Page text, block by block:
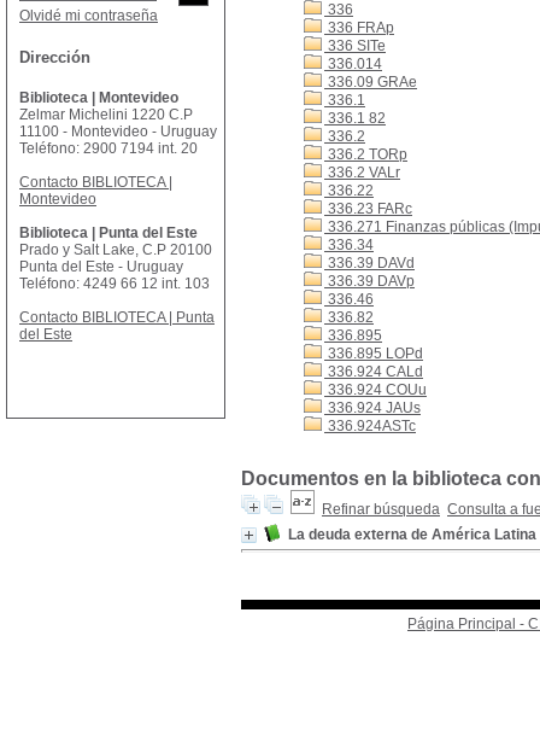
336
336 FRAp
336 SITe
336.014
336.09 GRAe
336.1
336.1 82
336.2
336.2 TORp
336.2 VALr
336.22
336.23 FARc
336.271 Finanzas públicas
336.34
336.39 DAVd
336.39 DAVp
336.46
336.82
336.895
336.895 LOPd
336.924 CALd
336.924 COUu
336.924 JAUs
336.924ASTc
Documentos en la biblioteca
Refinar búsqueda Consulta a
La deuda externa de América Latina
Página Principal -
Olvidé mi contraseña
Dirección
Biblioteca | Montevideo
Zelmar Michelini 1220 C.P
11100 - Montevideo - Uruguay
Teléfono: 2900 7194 int. 20
Contacto BIBLIOTECA |
Montevideo
Biblioteca | Punta del Este
Prado y Salt Lake, C.P 20100
Punta del Este - Uruguay
Teléfono: 4249 66 12 int. 103
Contacto BIBLIOTECA | Punta
del Este